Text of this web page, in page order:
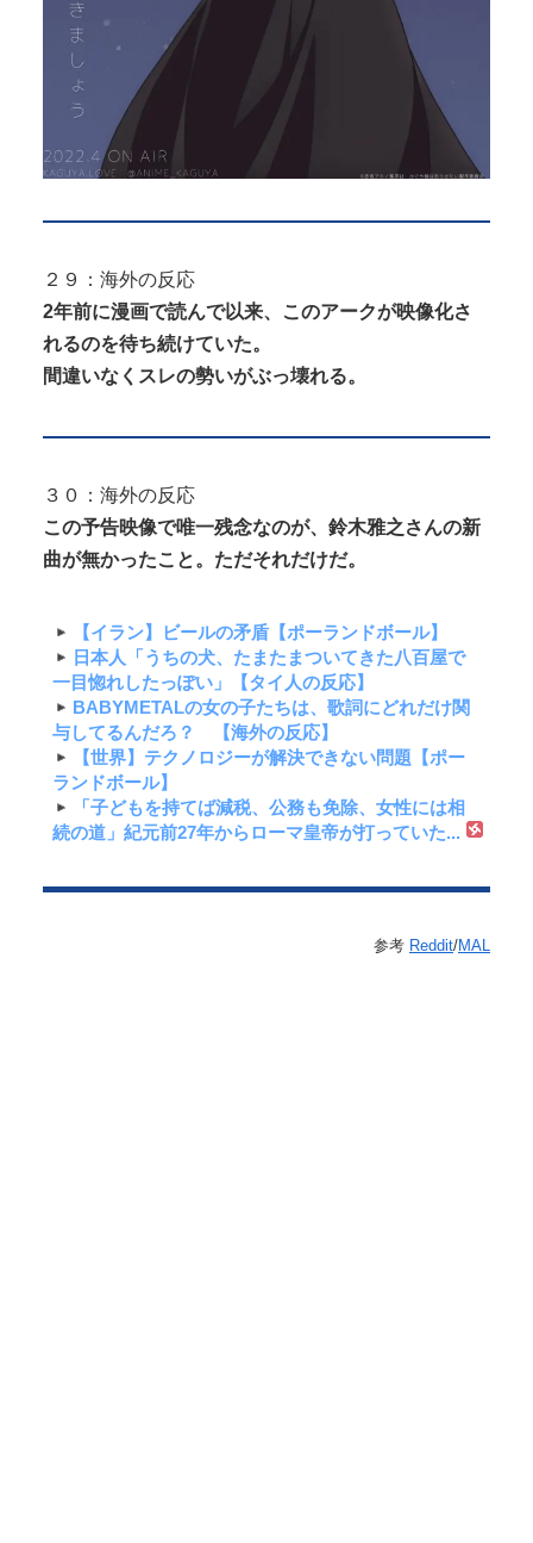
２９：海外の反応
2年前に漫画で読んで以来、このアークが映像化さ
れるのを待ち続けていた。
間違いなくスレの勢いがぶっ壊れる。
３０：海外の反応
この予告映像で唯一残念なのが、鈴木雅之さんの新
曲が無かったこと。ただそれだけだ。
【イラン】ビールの矛盾【ポーランドボール】
日本人「うちの犬、たまたまついてきた八百屋で
一目惚れしたっぽい」【タイ人の反応】
BABYMETALの女の子たちは、歌詞にどれだけ関
与してるんだろ？ 【海外の反応】
【世界】テクノロジーが解決できない問題【ポー
ランドボール】
「子どもを持てば減税、公務も免除、女性には相
続の道」紀元前27年からローマ皇帝が打っていた...
参考 Reddit/MAL